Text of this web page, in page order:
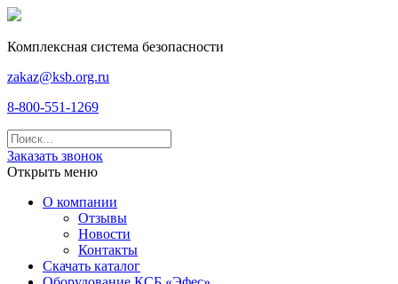
Комплексная система безопасности
zakaz@ksb.org.ru
8-800-551-1269
Заказать звонок
Открыть меню
О компании
Отзывы
Новости
Контакты
Скачать каталог